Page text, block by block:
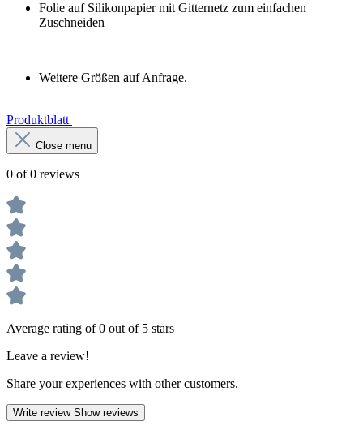
Folie auf Silikonpapier mit Gitternetz zum einfachen
Zuschneiden
Weitere Größen auf Anfrage.
Produktblatt
Close menu
0 of 0 reviews
Average rating of 0 out of 5 stars
Leave a review!
Share your experiences with other customers.
Write review Show reviews